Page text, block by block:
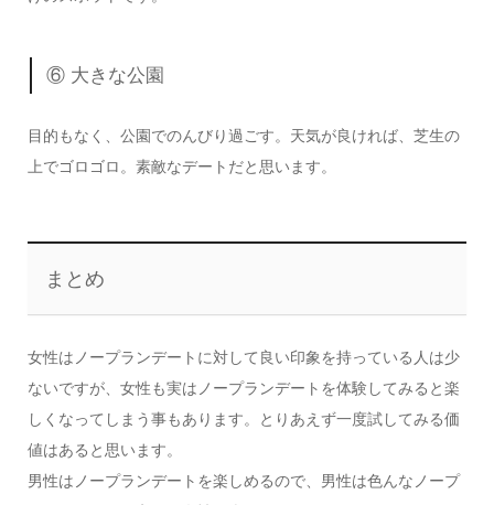
⑥ 大きな公園
目的もなく、公園でのんびり過ごす。天気が良ければ、芝生の
上でゴロゴロ。素敵なデートだと思います。
まとめ
女性はノープランデートに対して良い印象を持っている人は少
ないですが、女性も実はノープランデートを体験してみると楽
しくなってしまう事もあります。とりあえず一度試してみる価
値はあると思います。
男性はノープランデートを楽しめるので、男性は色んなノープ